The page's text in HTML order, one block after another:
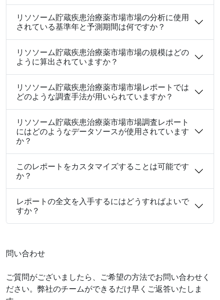
リソソーム貯蔵疾患治療薬市場市場の分析に使用
されている基準年と予測期間は何ですか？
リソソーム貯蔵疾患治療薬市場市場の規模はどの
ように算出されていますか？
リソソーム貯蔵疾患治療薬市場市場レポートでは
どのような調査手法が用いられていますか？
リソソーム貯蔵疾患治療薬市場市場調査レポート
にはどのようなデータソースが使用されています
か？
このレポートをカスタマイズすることは可能です
か？
レポートの全文を入手するにはどうすればよいで
すか？
問い合わせ
ご質問がございましたら、ご希望の方法でお問い合わせく
ださい。弊社のチームができるだけ早くご返答いたしま